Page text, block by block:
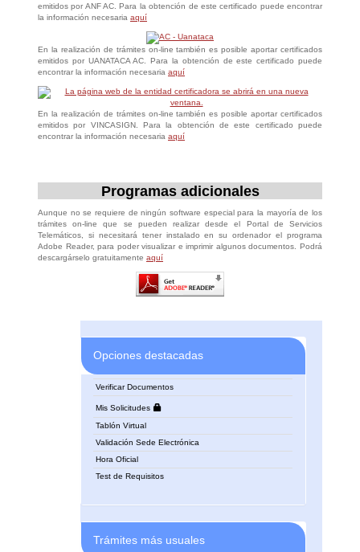
emitidos por ANF AC. Para la obtención de este certificado puede encontrar
la información necesaria aquí
En la realización de trámites on-line también es posible aportar certificados
emitidos por UANATACA AC. Para la obtención de este certificado puede
encontrar la información necesaria aquí
En la realización de trámites on-line también es posible aportar certificados
emitidos por VINCASIGN. Para la obtención de este certificado puede
encontrar la información necesaria aquí
Programas adicionales
Aunque no se requiere de ningún software especial para la mayoría de los
trámites on-line que se pueden realizar desde el Portal de Servicios
Telemáticos, si necesitará tener instalado en su ordenador el programa
Adobe Reader, para poder visualizar e imprimir algunos documentos. Podrá
descargárselo gratuitamente aquí
Opciones destacadas
Verificar Documentos
Mis Solicitudes
Tablón Virtual
Validación Sede Electrónica
Hora Oficial
Test de Requisitos
Trámites más usuales